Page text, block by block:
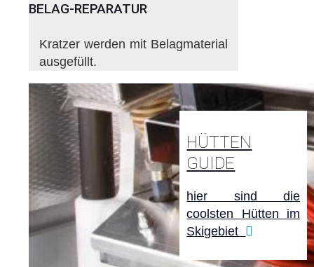
BELAG-REPARATUR
Kratzer werden mit Belagmaterial
ausgefüllt.
HÜTTEN
GUIDE
hier sind die
coolsten Hütten im
Skigebiet